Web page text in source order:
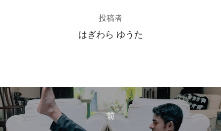
投稿者
はぎわら ゆうた
投
稿
前
前